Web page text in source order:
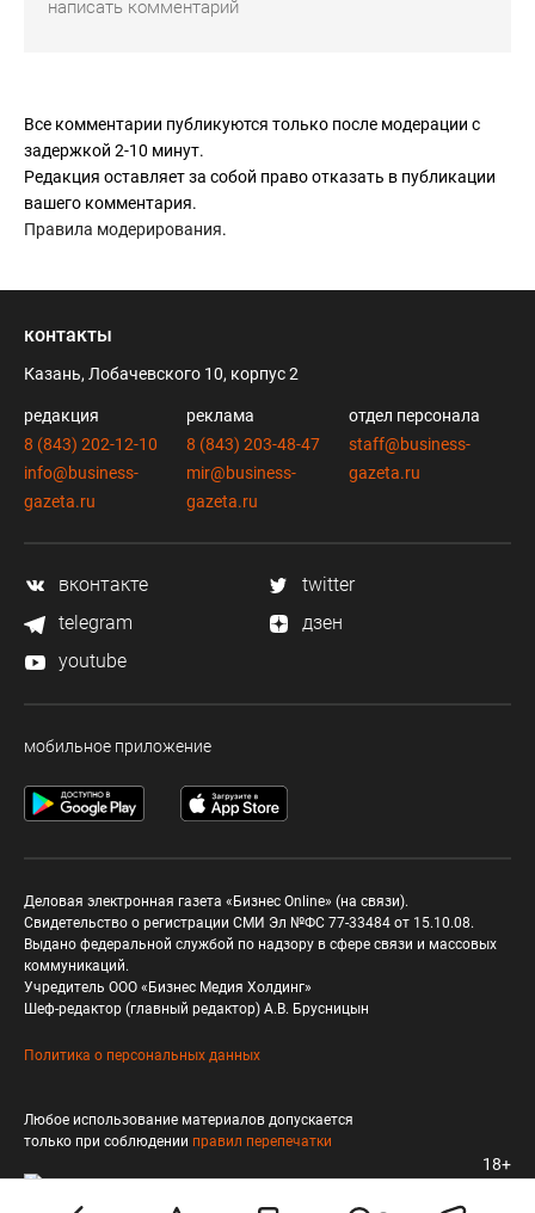
Все комментарии публикуются только после модерации с
задержкой 2-10 минут.
Редакция оставляет за собой право отказать в публикации
вашего комментария.
Правила модерирования.
контакты
Казань, Лобачевского 10, корпус 2
редакция
8 (843) 202-12-10
info@business-
gazeta.ru
реклама
8 (843) 203-48-47
mir@business-
gazeta.ru
отдел персонала
staff@business-
gazeta.ru
вконтакте
twitter
telegram
дзен
youtube
мобильное приложение
Деловая электронная газета «Бизнес Online» (на связи).
Свидетельство о регистрации СМИ Эл №ФС 77-33484 от 15.10.08.
Выдано федеральной службой по надзору в сфере связи и массовых
коммуникаций.
Учредитель ООО «Бизнес Медия Холдинг»
Шеф-редактор (главный редактор) А.В. Брусницын
Политика о персональных данных
Любое использование материалов допускается
только при соблюдении правил перепечатки
18+